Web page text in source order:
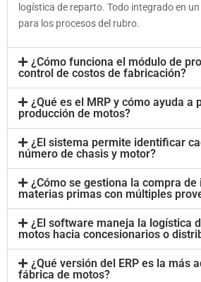
logística de reparto. Todo integrado en
para los procesos del rubro.
¿Cómo funciona el módulo de
control de costos de fabricación?
¿Qué es el MRP y cómo ayuda a
producción de motos?
¿El sistema permite identificar
número de chasis y motor?
¿Cómo se gestiona la compra de
materias primas con múltiples
¿El software maneja la logística
motos hacia concesionarios o
¿Qué versión del ERP es la más
fábrica de motos?